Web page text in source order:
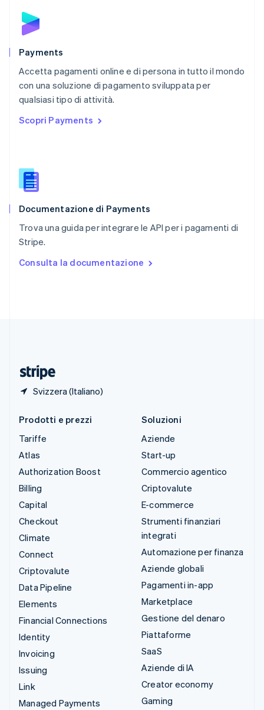
Payments
Accetta pagamenti online e di persona in tutto il mondo
con una soluzione di pagamento sviluppata per
qualsiasi tipo di attività.
Scopri Payments
Documentazione di Payments
Trova una guida per integrare le API per i pagamenti di
Stripe.
Consulta la documentazione
Svizzera (Italiano)
Polonia
English
Português
English简体中文
Regno Unito
English
English
English
Slovacchia
Slovenia
Spagna
Español
English Español简体中文
Prodotti e prezzi
Tariffe
Atlas
Authorization Boost
Billing
Capital
Checkout
Climate
Connect
Criptovalute
Data Pipeline
Elements
Financial Connections
Identity
Invoicing
Issuing
Link
Managed Payments
Soluzioni
Aziende
Start-up
Commercio agentico
Criptovalute
E-commerce
Strumenti finanziari
integrati
Automazione per finanza
Aziende globali
Pagamenti in-app
Marketplace
Gestione del denaro
Piattaforme
SaaS
Aziende di IA
Creator economy
Gaming